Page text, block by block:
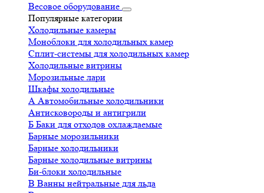
Весовое оборудование
Популярные категории
Холодильные камеры
Моноблоки для холодильных камер
Сплит-системы для холодильных камер
Холодильные витрины
Морозильные лари
Шкафы холодильные
А Автомобильные холодильники
Антисковороды и антигрили
Б Баки для отходов охлаждаемые
Барные морозильники
Барные холодильники
Барные холодильные витрины
Би-блоки холодильные
В Ванны нейтральные для льда